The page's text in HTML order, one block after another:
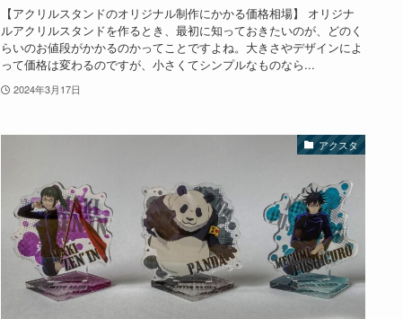
【アクリルスタンドのオリジナル制作にかかる価格相場】 オリジナ
ルアクリルスタンドを作るとき、最初に知っておきたいのが、どのく
らいのお値段がかかるのかってことですよね。大きさやデザインによ
って価格は変わるのですが、小さくてシンプルなものなら...
2024年3月17日
アクスタ